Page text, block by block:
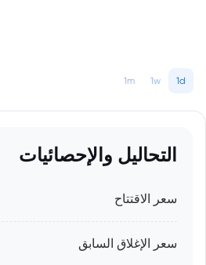
1d
1w
1m
التحاليل والإحصائيات
سعر الاقتتاح
سعر الإغلاق السابق